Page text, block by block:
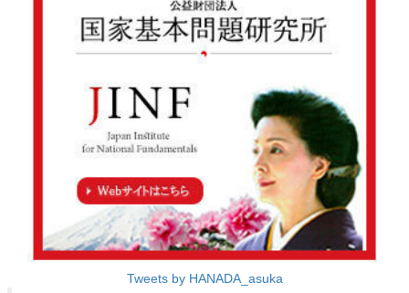
Tweets by HANADA_asuka